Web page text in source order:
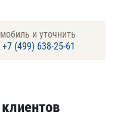
и уточнить
+7 (499) 638-25-61